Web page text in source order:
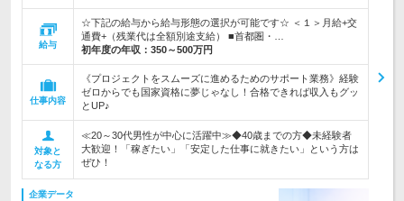
給与
☆下記の給与から給与形態の選択が可能です☆ ＜１＞月給+交
通費+（残業代は全額別途支給） ■首都圏・…
初年度の年収： 350～500万円
仕事内容
《プロジェクトをスムーズに進めるためのサポート業務》経験
ゼロからでも国家資格に夢じゃなし！合格できれば収入もグッ
とUP♪
対象と
なる方
≪20～30代男性が中心に活躍中≫◆40歳までの方◆未経験者
大歓迎！「稼ぎたい」「安定した仕事に就きたい」という方は
ぜひ！
企業データ